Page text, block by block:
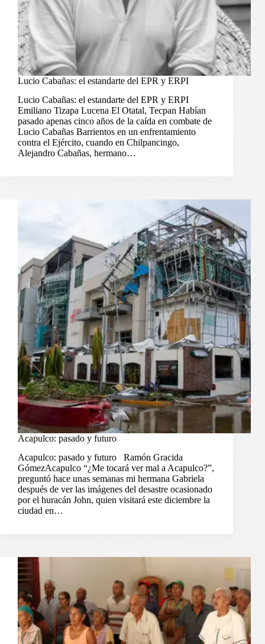
Lucio Cabañas: el estandarte del EPR y ERPI
Lucio Cabañas: el estandarte del EPR y ERPI
Emiliano Tizapa Lucena El Otatal, Tecpan Habían
pasado apenas cinco años de la caída en combate de
Lucio Cabañas Barrientos en un enfrentamiento
contra el Ejército, cuando en Chilpancingo,
Alejandro Cabañas, hermano…
Acapulco: pasado y futuro
Acapulco: pasado y futuro Ramón Gracida
GómezAcapulco “¿Me tocará ver mal a Acapulco?”,
preguntó hace unas semanas mi hermana Gabriela
después de ver las imágenes del desastre ocasionado
por el huracán John, quien visitará este diciembre la
ciudad en…